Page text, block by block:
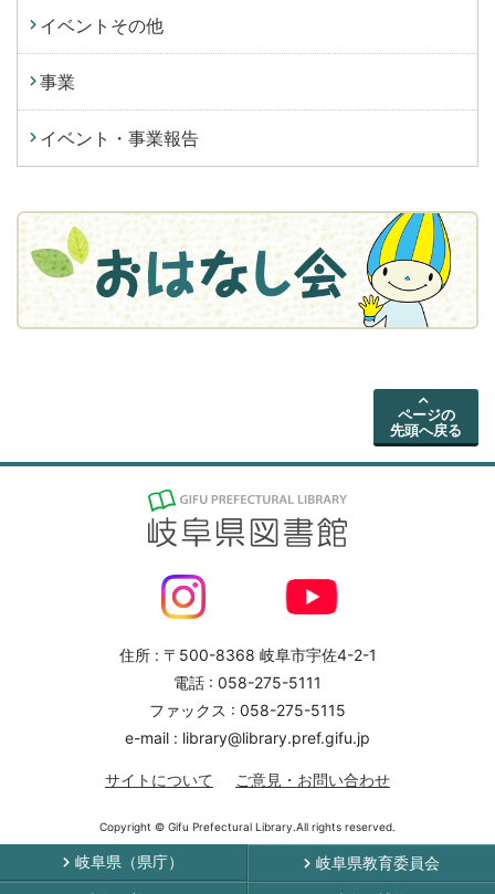
イベントその他
事業
イベント・事業報告
ページの
先頭へ戻る
住所 : 〒500-8368 岐阜市宇佐4-2-1
電話 : 058-275-5111
ファックス : 058-275-5115
e-mail : library@library.pref.gifu.jp
サイトについて ご意見・お問い合わせ
Copyright © Gifu Prefectural Library.All rights reserved.
岐阜県（県庁）
岐阜県教育委員会